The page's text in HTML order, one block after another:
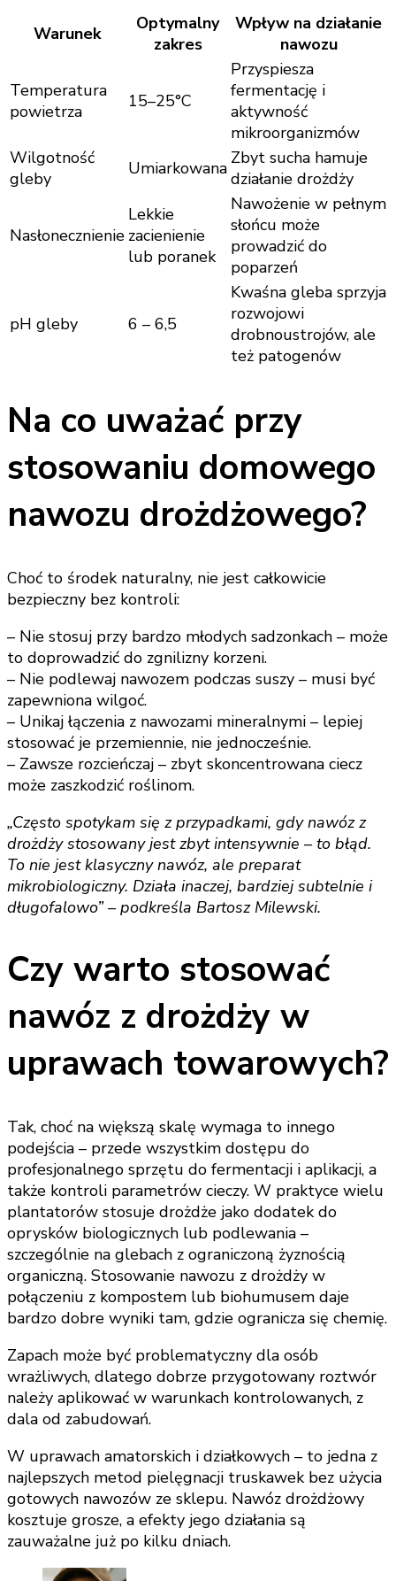
Warunek
Optymalny
zakres
Wpływ na działanie
nawozu
Temperatura
powietrza
15–25°C
Przyspiesza
fermentację i
aktywność
mikroorganizmów
Wilgotność
gleby
Umiarkowana Zbyt sucha hamuje
działanie drożdży
Nasłonecznienie
Lekkie
zacienienie
lub poranek
Nawożenie w pełnym
słońcu może
prowadzić do
poparzeń
pH gleby 6 – 6,5
Kwaśna gleba sprzyja
rozwojowi
drobnoustrojów, ale
też patogenów
Na co uważać przy
stosowaniu domowego
nawozu drożdżowego?
Choć to środek naturalny, nie jest całkowicie
bezpieczny bez kontroli:
– Nie stosuj przy bardzo młodych sadzonkach – może
to doprowadzić do zgnilizny korzeni.
– Nie podlewaj nawozem podczas suszy – musi być
zapewniona wilgoć.
– Unikaj łączenia z nawozami mineralnymi – lepiej
stosować je przemiennie, nie jednocześnie.
– Zawsze rozcieńczaj – zbyt skoncentrowana ciecz
może zaszkodzić roślinom.
„Często spotykam się z przypadkami, gdy nawóz z
drożdży stosowany jest zbyt intensywnie – to błąd.
To nie jest klasyczny nawóz, ale preparat
mikrobiologiczny. Działa inaczej, bardziej subtelnie i
długofalowo” – podkreśla Bartosz Milewski.
Czy warto stosować
nawóz z drożdży w
uprawach towarowych?
Tak, choć na większą skalę wymaga to innego
podejścia – przede wszystkim dostępu do
profesjonalnego sprzętu do fermentacji i aplikacji, a
także kontroli parametrów cieczy. W praktyce wielu
plantatorów stosuje drożdże jako dodatek do
oprysków biologicznych lub podlewania –
szczególnie na glebach z ograniczoną żyznością
organiczną. Stosowanie nawozu z drożdży w
połączeniu z kompostem lub biohumusem daje
bardzo dobre wyniki tam, gdzie ogranicza się chemię.
Zapach może być problematyczny dla osób
wrażliwych, dlatego dobrze przygotowany roztwór
należy aplikować w warunkach kontrolowanych, z
dala od zabudowań.
W uprawach amatorskich i działkowych – to jedna z
najlepszych metod pielęgnacji truskawek bez użycia
gotowych nawozów ze sklepu. Nawóz drożdżowy
kosztuje grosze, a efekty jego działania są
zauważalne już po kilku dniach.